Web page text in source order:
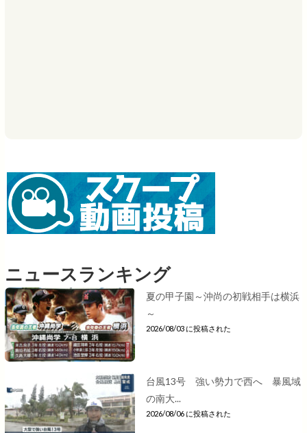
ニュースランキング
夏の甲子園～沖尚の初戦相手は横浜
～
2026/08/03 に投稿された
台風13号 強い勢力で西へ 暴風域
の南大...
2026/08/06 に投稿された